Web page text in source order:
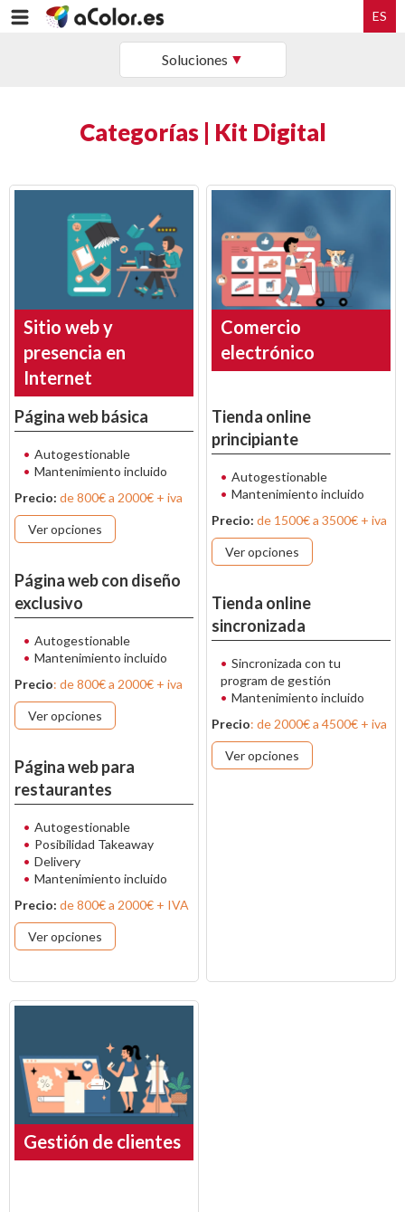
ES
Soluciones
Categorías | Kit Digital
Sitio web y
presencia en
Internet
Página web básica
Autogestionable
Mantenimiento incluido
Precio: de 800€ a 2000€ + iva
Ver opciones
Página web con diseño
exclusivo
Autogestionable
Mantenimiento incluido
Precio: de 800€ a 2000€ + iva
Ver opciones
Página web para
restaurantes
Autogestionable
Posibilidad Takeaway
Delivery
Mantenimiento incluido
Precio: de 800€ a 2000€ + IVA
Ver opciones
Comercio
electrónico
Tienda online
principiante
Autogestionable
Mantenimiento incluido
Precio: de 1500€ a 3500€ + iva
Ver opciones
Tienda online
sincronizada
Sincronizada con tu
program de gestión
Mantenimiento incluido
Precio: de 2000€ a 4500€ + iva
Ver opciones
Gestión de clientes